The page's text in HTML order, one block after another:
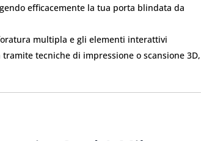
efficacemente la tua porta blindata da
multipla e gli elementi interattivi
tecniche di impressione o scansione 3D,